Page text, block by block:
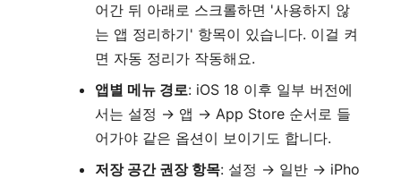
어간 뒤 아래로 스크롤하면 '사용하지 않
는 앱 정리하기' 항목이 있습니다. 이걸 켜
면 자동 정리가 작동해요.
앱별 메뉴 경로: iOS 18 이후 일부 버전에
서는 설정 → 앱 → App Store 순서로 들
어가야 같은 옵션이 보이기도 합니다.
저장 공간 권장 항목: 설정 → 일반 → iPho